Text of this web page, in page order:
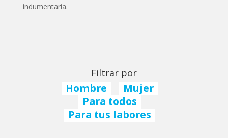
indumentaria.
Filtrar por
Hombre
Mujer
Para todos
Para tus labores